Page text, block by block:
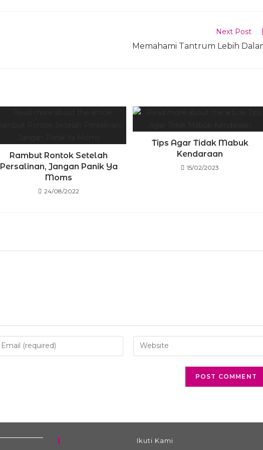
Next Post
Memahami Tantrum Lebih
Rambut Rontok Setelah
Persalinan, Jangan Panik Ya
Moms
24/08/2022
Tips Agar Tidak Mabuk
Kendaraan
15/02/2023
Ikuti Kami